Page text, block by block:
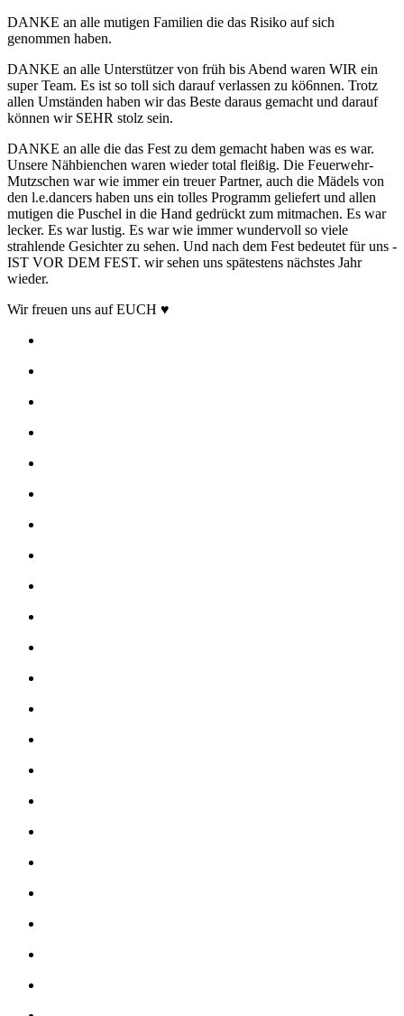
DANKE an alle mutigen Familien die das Risiko auf sich
genommen haben.
DANKE an alle Unterstützer von früh bis Abend waren WIR ein
super Team. Es ist so toll sich darauf verlassen zu kö6nnen. Trotz
allen Umständen haben wir das Beste daraus gemacht und darauf
können wir SEHR stolz sein.
DANKE an alle die das Fest zu dem gemacht haben was es war.
Unsere Nähbienchen waren wieder total fleißig. Die Feuerwehr-
Mutzschen war wie immer ein treuer Partner, auch die Mädels von
den l.e.dancers haben uns ein tolles Programm geliefert und allen
mutigen die Puschel in die Hand gedrückt zum mitmachen. Es war
lecker. Es war lustig. Es war wie immer wundervoll so viele
strahlende Gesichter zu sehen. Und nach dem Fest bedeutet für uns -
IST VOR DEM FEST. wir sehen uns spätestens nächstes Jahr
wieder.
Wir freuen uns auf EUCH ♥️